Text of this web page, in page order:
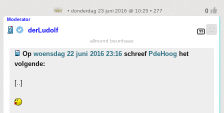
• donderdag 23 juni 2016 @ 10:25 • 277
Moderator
derLudolf
allround beunhaas
Op woensdag 22 juni 2016 23:16 schreef PdeHoog het
volgende:
[..]